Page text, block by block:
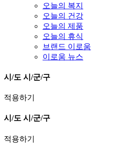
오늘의 복지
오늘의 건강
오늘의 제품
오늘의 휴식
브랜드 이로움
이로움 뉴스
시/도 시/군/구
적용하기
시/도 시/군/구
적용하기